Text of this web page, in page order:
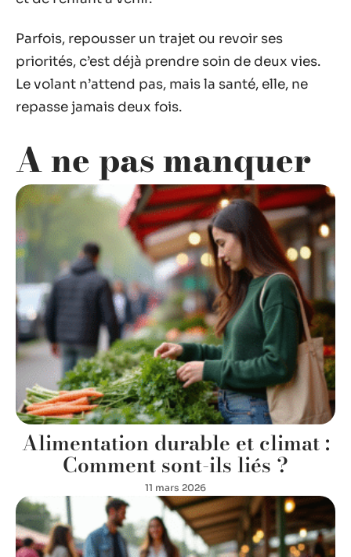
Parfois, repousser un trajet ou revoir ses
priorités, c’est déjà prendre soin de deux vies.
Le volant n’attend pas, mais la santé, elle, ne
repasse jamais deux fois.
A ne pas manquer
Alimentation durable et climat :
Comment sont-ils liés ?
11 mars 2026